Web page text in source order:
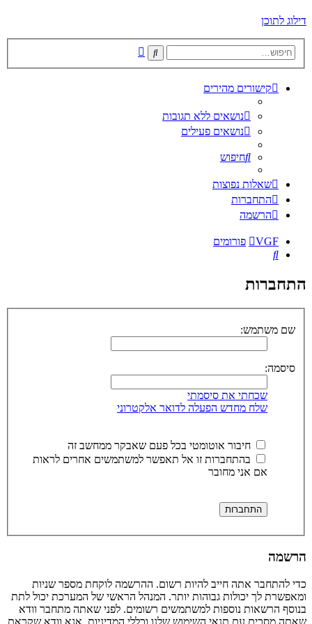
דילוג לתוכן
חיפוש
קישורים מהירים
נושאים ללא תגובות
נושאים פעילים
חיפוש
שאלות נפוצות
התחברות
הרשמה
VGF
פורומים
חיפוש
התחברות
שם משתמש:
סיסמה:
שכחתי את סיסמתי
שלח מחדש הפעלה לדואר אלקטרוני
חיבור אוטומטי בכל פעם שאבקר ממחשב זה
בהתחברות זו אל תאפשר למשתמשים אחרים לראות
אם אני מחובר
הרשמה
כדי להתחבר אתה חייב להיות רשום. ההרשמה לוקחת מספר שניות
ומאפשרת לך יכולות גבוהות יותר. המנהל הראשי של המערכת יכול לתת
בנוסף הרשאות נוספות למשתמשים רשומים. לפני שאתה מתחבר וודא
שאתה מסכים עם תנאי השימוש שלנו וכללי המדיניות. אנא וודא שקראת